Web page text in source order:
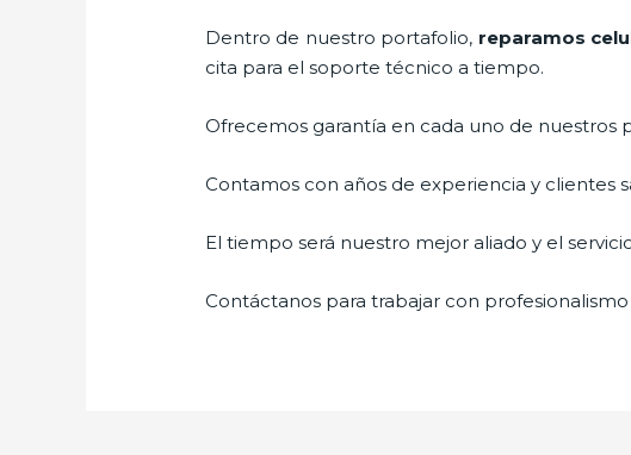
Dentro de nuestro portafolio, reparamos
cita para el soporte técnico a tiempo.
Ofrecemos garantía en cada uno de nuestros
Contamos con años de experiencia y clientes
El tiempo será nuestro mejor aliado y el
Contáctanos para trabajar con profesionalismo